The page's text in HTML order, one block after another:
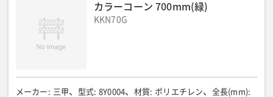
カラーコーン 700mm(緑)
KKN70G
メーカー : 三甲 型式: 8Y0004 材質: ポリエチレン 全長(mm):